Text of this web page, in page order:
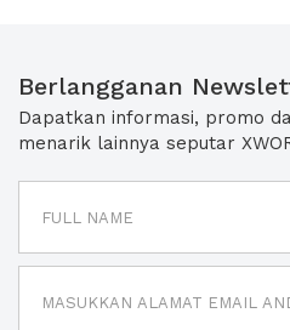
Berlangganan
Dapatkan informasi, promo
menarik lainnya seputar